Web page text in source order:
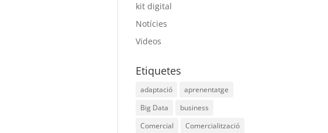
kit digital
Notícies
Videos
Etiquetes
adaptació
aprenentatge
Big Data
business
Comercial
Comercialització